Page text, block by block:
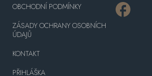
OBCHODNÍ PODMÍNKY
ZÁSADY OCHRANY OSOBNÍCH
ÚDAJŮ
KONTAKT
PŘIHLÁŠKA